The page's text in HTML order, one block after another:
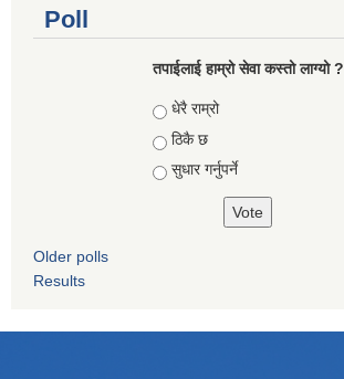
Poll
तपाईलाई हाम्रो सेवा कस्तो लाग्यो ?
Choices
धेरै राम्रो
ठिकै छ
सुधार गर्नुपर्ने
Older polls
Results